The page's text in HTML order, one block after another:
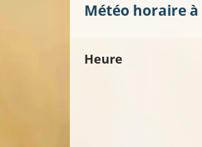
Météo horaire à
Heure